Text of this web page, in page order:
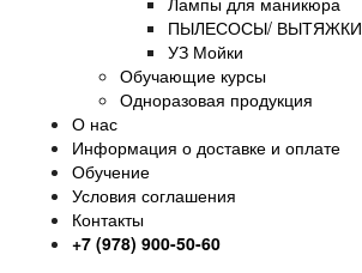
ПЫЛЕСОСЫ/ ВЫТЯЖКИ
УЗ Мойки
Обучающие курсы
Одноразовая продукция
О нас
Информация о доставке и оплате
Обучение
Условия соглашения
Контакты
+7 (978) 900-50-60